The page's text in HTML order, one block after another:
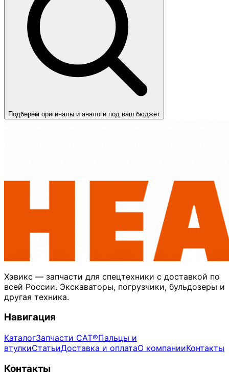
Подберём оригиналы и аналоги под ваш бюджет
Хэвикс — запчасти для спецтехники с доставкой по
всей России. Экскаваторы, погрузчики, бульдозеры и
другая техника.
Навигация
КаталогЗапчасти CAT®Пальцы и
втулкиСтатьиДоставка и оплатаО компанииКонтакты
Контакты